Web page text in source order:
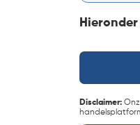
Disclaimer: